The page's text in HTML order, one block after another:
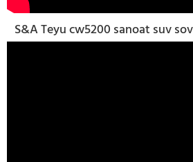
S&A Teyu cw5200 sanoat suv